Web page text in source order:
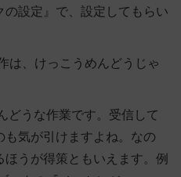
設定』で、設定してもらい
は、けっこうめんどうじゃ
どうな作業です。受信して
も気が引けますよね。なの
うが得策ともいえます。例